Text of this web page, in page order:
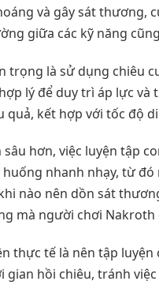
và gây sát thương,
giữa các kỹ năng
trọng là sử dụng chiêu
lý để duy trì áp lực
quả, kết hợp với tốc độ
sâu hơn, việc luyện tập
nhanh nhạy, từ
nào nên dồn sát
mà người chơi Nakroth
thực tế là nên tập
gian hồi chiêu, tránh